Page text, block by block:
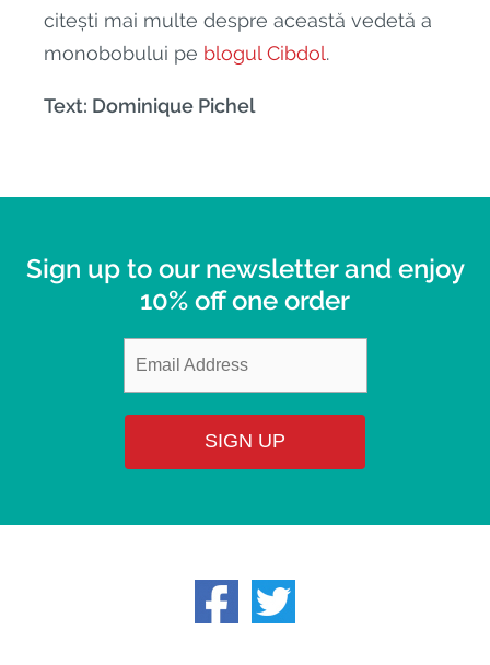
citești mai multe despre această vedetă a
monobobului pe blogul Cibdol.
Text: Dominique Pichel
Sign up to our newsletter and enjoy
10% off one order
SIGN UP